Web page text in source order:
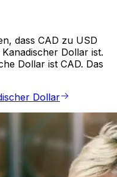
dass CAD zu USD
Dollar ist.
Dollar ist CAD. Das
Dollar